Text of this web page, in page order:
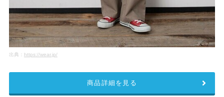
出典： https://wear.jp/
商品詳細を見る